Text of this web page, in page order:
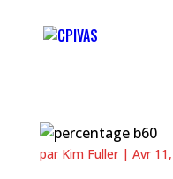
par Kim Fuller| Avr